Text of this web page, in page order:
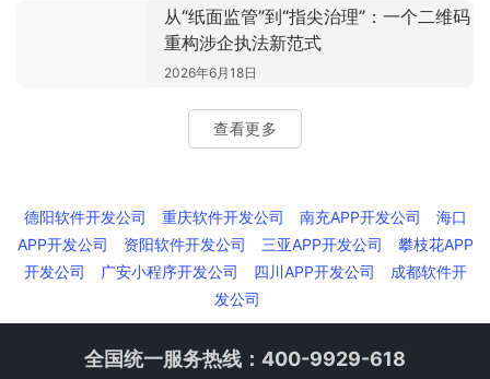
从“纸面监管”到“指尖治理”：一个二维码
重构涉企执法新范式
2026年6月18日
查看更多
德阳软件开发公司 重庆软件开发公司 南充APP开发公司
海口
APP开发公司
资阳软件开发公司 三亚APP开发公司
攀枝花APP
开发公司
广安小程序开发公司 四川APP开发公司
成都软件开
发公司
全国统一服务热线：400-9929-618